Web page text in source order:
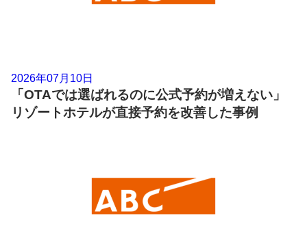
2026年07月10日
「OTAでは選ばれるのに公式予約が増えない」
リゾートホテルが直接予約を改善した事例